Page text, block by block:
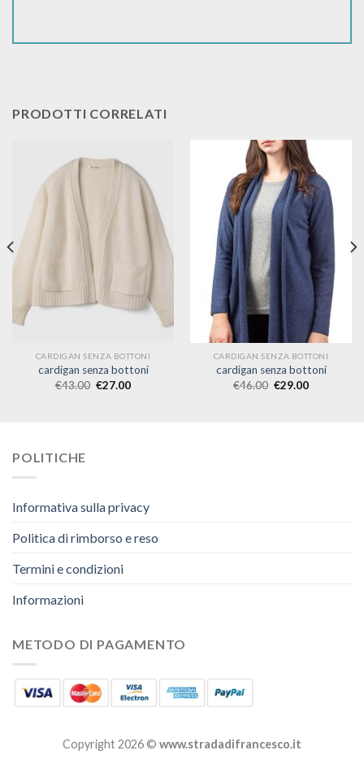
PRODOTTI CORRELATI
CARDIGAN SENZA BOTTONI
cardigan senza bottoni
€43.00 €27.00
CARDIGAN SENZA BOTTONI
cardigan senza bottoni
€46.00 €29.00
POLITICHE
Informativa sulla privacy
Politica di rimborso e reso
Termini e condizioni
Informazioni
METODO DI PAGAMENTO
Copyright 2026 © www.stradadifrancesco.it